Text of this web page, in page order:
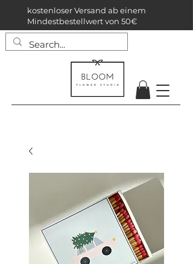
kostenloser Versand ab einem
Mindestbestellwert von 50€